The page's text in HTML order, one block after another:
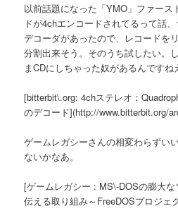
以前話題になった「YMO」ファース
ドが4chエンコードされてるって話
デコーダがあったので、レコードを
分割出来そう。そのうち試したい。
まCDにしちゃった奴があるんですね
[bitterbit\.org: 4chステレオ：
のデコード](http://www.bitterbit.org/
ゲームレガシーさんの相変わらずい
ないかなあ。
[ゲームレガシー : MS\-DOSの膨大
伝える取り組み～FreeDOSプロジェ